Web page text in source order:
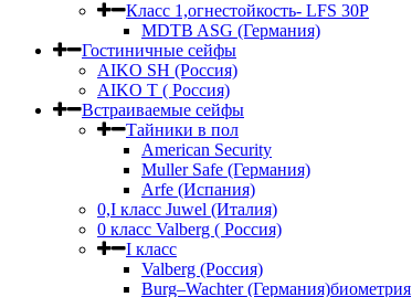
Класс 1,огнестойкость- LFS 30P
MDTB ASG (Германия)
Гостиничные сейфы
AIKO SH (Россия)
AIKO Т ( Россия)
Встраиваемые сейфы
Тайники в пол
American Security
Muller Safe (Германия)
Arfe (Испания)
0,I класс Juwel (Италия)
0 класс Valberg ( Россия)
I класс
Valberg (Россия)
Burg–Wachter (Германия)биометрия